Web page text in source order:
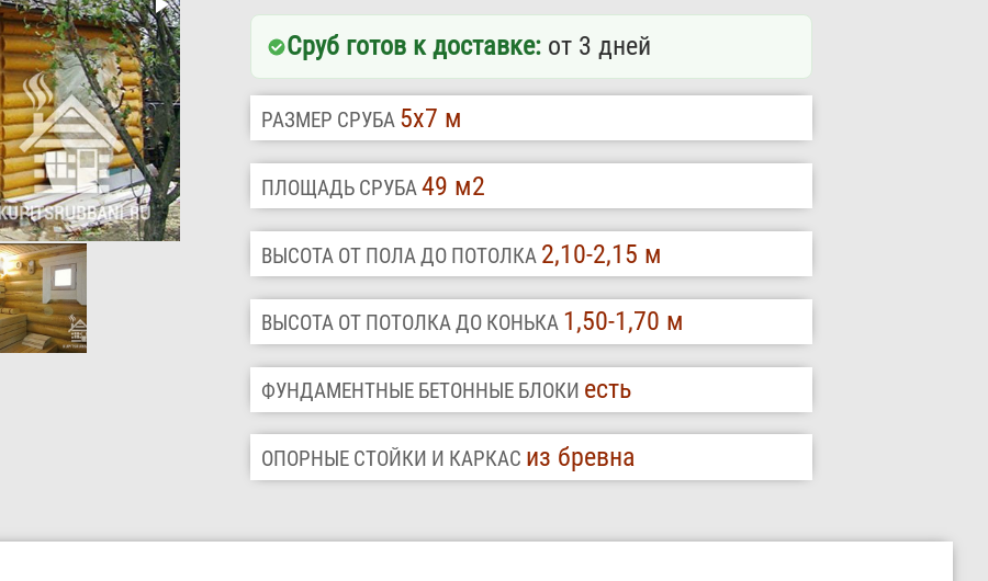
Сруб готов к доставке: от 3 дней
РАЗМЕР СРУБА 5х7 м
ПЛОЩАДЬ СРУБА49 м2
ВЫСОТА ОТ ПОЛА ДО ПОТОЛКА 2,10-2,15 м
ВЫСОТА ОТ ПОТОЛКА ДО КОНЬКА 1,50-1,70 м
ФУНДАМЕНТНЫЕ БЕТОННЫЕ БЛОКИ есть
ОПОРНЫЕ СТОЙКИ И КАРКАС из бревна